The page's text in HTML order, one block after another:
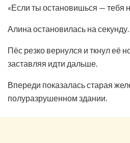
«Если ты остановишься — тебя
Алина остановилась на секунду.
Пёс резко вернулся и ткнул её
заставляя идти дальше.
Впереди показалась старая
полуразрушенном здании.